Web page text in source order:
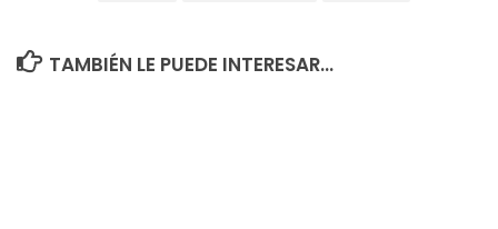
TAMBIÉN LE PUEDE INTERESAR...